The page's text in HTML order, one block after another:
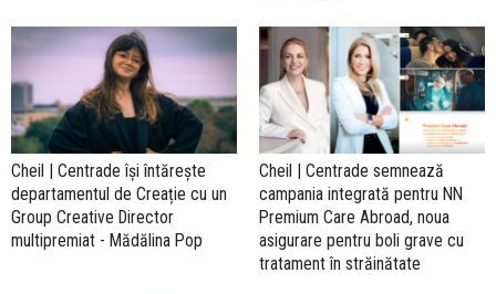
Cheil | Centrade își întărește
departamentul de Creație cu un
Group Creative Director
multipremiat - Mădălina Pop
Cheil | Centrade semnează
campania integrată pentru NN
Premium Care Abroad, noua
asigurare pentru boli grave cu
tratament în străinătate